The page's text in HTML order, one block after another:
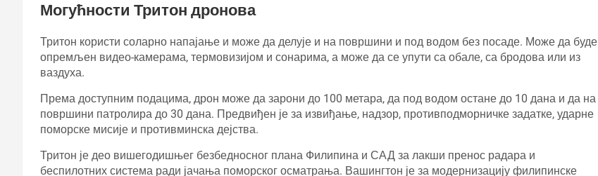
Могућности Тритон дронова
Тритон користи соларно напајање и може да делује и на површини и под водом без посаде. Може да буде
опремљен видео-камерама, термовизијом и сонарима, а може да се упути са обале, са бродова или из
ваздуха.
Према доступним подацима, дрон може да зарони до 100 метара, да под водом остане до 10 дана и да на
површини патролира до 30 дана. Предвиђен је за извиђање, надзор, противподморничке задатке, ударне
поморске мисије и противминска дејства.
Тритон је део вишегодишњег безбедносног плана Филипина и САД за лакши пренос радара и
беспилотних система ради јачања поморског осматрања. Вашингтон је за модернизацију филипинске